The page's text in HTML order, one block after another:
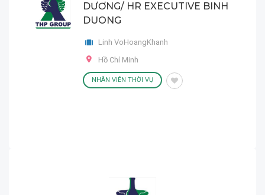
DƯƠNG/ HR EXECUTIVE BINH
DUONG
Linh VoHoangKhanh
Hồ Chí Minh
NHÂN VIÊN THỜI VỤ